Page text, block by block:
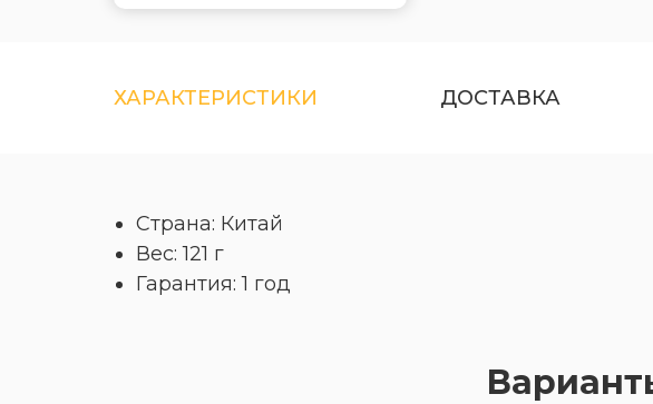
ХАРАКТЕРИСТИКИ ДОСТАВКА
Страна: Китай
Вес: 121 г
Гарантия: 1 год